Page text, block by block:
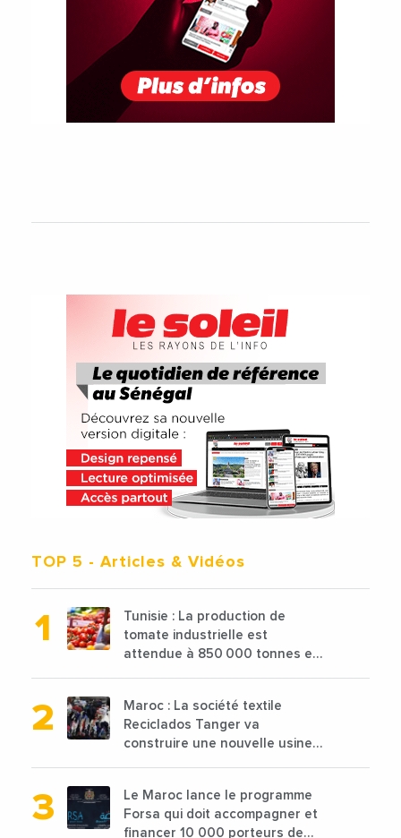
TOP 5 - Articles & Vidéos
Tunisie : La production de
tomate industrielle est
attendue à 850 000 tonnes en
Maroc : La société textile
Reciclados Tanger va
construire une nouvelle usine
Le Maroc lance le programme
Forsa qui doit accompagner et
financer 10 000 porteurs de